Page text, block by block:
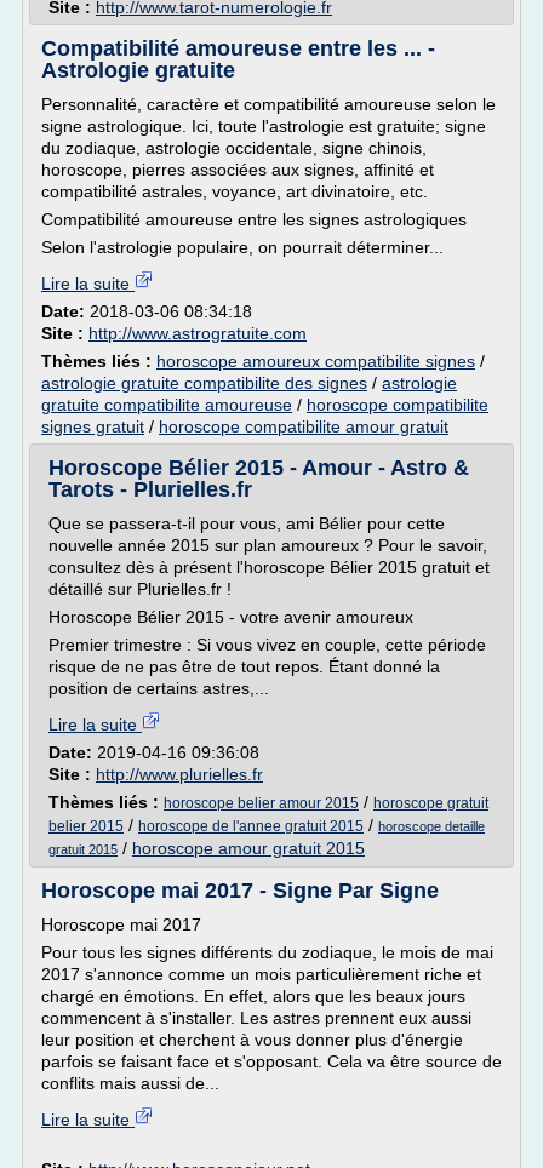
Site : http://www.tarot-numerologie.fr
Compatibilité amoureuse entre les ... -
Astrologie gratuite
Personnalité, caractère et compatibilité amoureuse selon le
signe astrologique. Ici, toute l'astrologie est gratuite; signe
du zodiaque, astrologie occidentale, signe chinois,
horoscope, pierres associées aux signes, affinité et
compatibilité astrales, voyance, art divinatoire, etc.
Compatibilité amoureuse entre les signes astrologiques
Selon l'astrologie populaire, on pourrait déterminer...
Lire la suite
Date: 2018-03-06 08:34:18
Site : http://www.astrogratuite.com
Thèmes liés : horoscope amoureux compatibilite signes /
astrologie gratuite compatibilite des signes / astrologie
gratuite compatibilite amoureuse / horoscope compatibilite
signes gratuit / horoscope compatibilite amour gratuit
Horoscope Bélier 2015 - Amour - Astro &
Tarots - Plurielles.fr
Que se passera-t-il pour vous, ami Bélier pour cette
nouvelle année 2015 sur plan amoureux ? Pour le savoir,
consultez dès à présent l'horoscope Bélier 2015 gratuit et
détaillé sur Plurielles.fr !
Horoscope Bélier 2015 - votre avenir amoureux
Premier trimestre : Si vous vivez en couple, cette période
risque de ne pas être de tout repos. Étant donné la
position de certains astres,...
Lire la suite
Date: 2019-04-16 09:36:08
Site : http://www.plurielles.fr
Thèmes liés : horoscope belier amour 2015 / horoscope gratuit
belier 2015 / horoscope de l'annee gratuit 2015 / horoscope detaille
gratuit 2015 / horoscope amour gratuit 2015
Horoscope mai 2017 - Signe Par Signe
Horoscope mai 2017
Pour tous les signes différents du zodiaque, le mois de mai
2017 s'annonce comme un mois particulièrement riche et
chargé en émotions. En effet, alors que les beaux jours
commencent à s'installer. Les astres prennent eux aussi
leur position et cherchent à vous donner plus d'énergie
parfois se faisant face et s'opposant. Cela va être source de
conflits mais aussi de...
Lire la suite